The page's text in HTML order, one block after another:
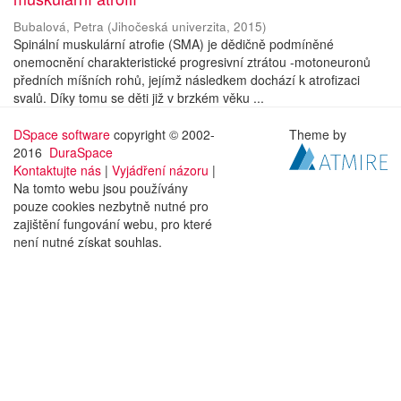
Bubalová, Petra (Jihočeská univerzita, 2015)
Spinální muskulární atrofie (SMA) je dědičně podmíněné
onemocnění charakteristické progresivní ztrátou -motoneuronů
předních míšních rohů, jejímž následkem dochází k atrofizaci
svalů. Díky tomu se děti již v brzkém věku ...
DSpace software copyright © 2002-
2016 DuraSpace
Kontaktujte nás | Vyjádření názoru |
Na tomto webu jsou používány
pouze cookies nezbytně nutné pro
zajištění fungování webu, pro které
není nutné získat souhlas.
Theme by